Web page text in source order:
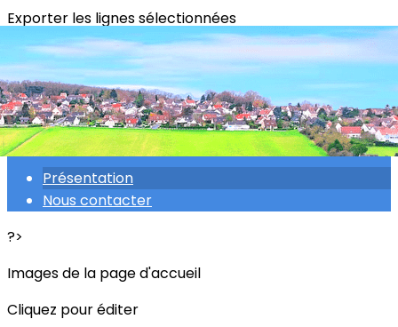
Exporter les lignes sélectionnées
Exporter toutes les colonnes
Exporter uniquement les colonnes affichées
Menu
<
>
Présentation
Nous contacter
?>
Images de la page d'accueil
Cliquez pour éditer